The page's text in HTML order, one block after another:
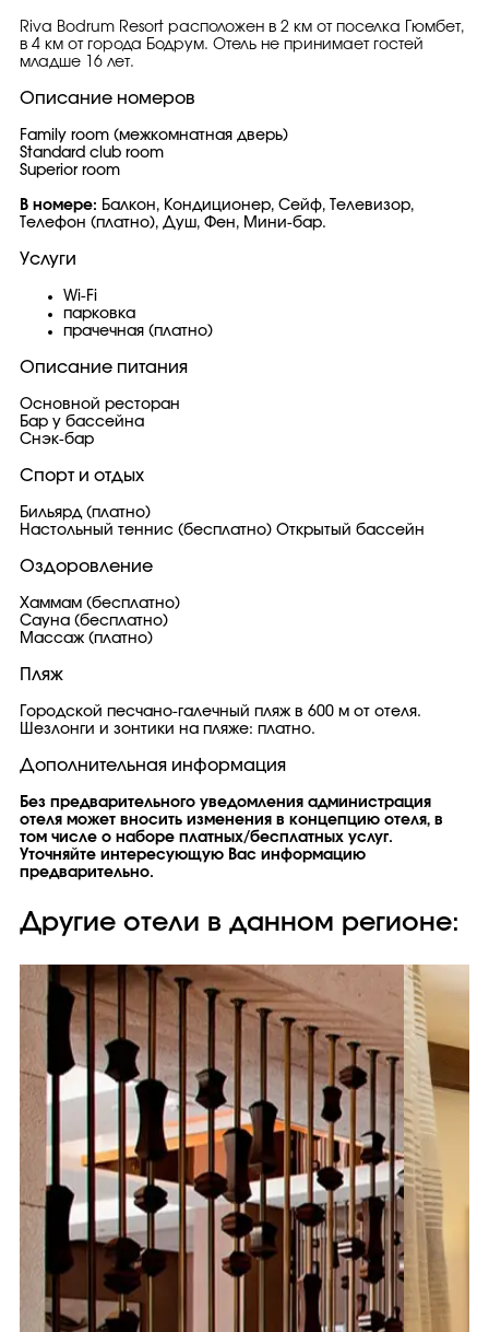
Riva Bodrum Resort расположен в 2 км от поселка Гюмбет,
в 4 км от города Бодрум. Отель не принимает гостей
младше 16 лет.
Описание номеров
Family room (межкомнатная дверь)
Standard club room
Superior room
В номере: Балкон, Кондиционер, Сейф, Телевизор,
Телефон (платно), Душ, Фен, Мини-бар.
Услуги
Wi-Fi
парковка
прачечная (платно)
Описание питания
Основной ресторан
Бар у бассейна
Снэк-бар
Спорт и отдых
Бильярд (платно)
Настольный теннис (бесплатно) Открытый бассейн
Оздоровление
Хаммам (бесплатно)
Сауна (бесплатно)
Массаж (платно)
Пляж
Городской песчано-галечный пляж в 600 м от отеля.
Шезлонги и зонтики на пляже: платно.
Дополнительная информация
Без предварительного уведомления администрация
отеля может вносить изменения в концепцию отеля, в
том числе о наборе платных/бесплатных услуг.
Уточняйте интересующую Вас информацию
предварительно.
Другие отели в данном регионе: